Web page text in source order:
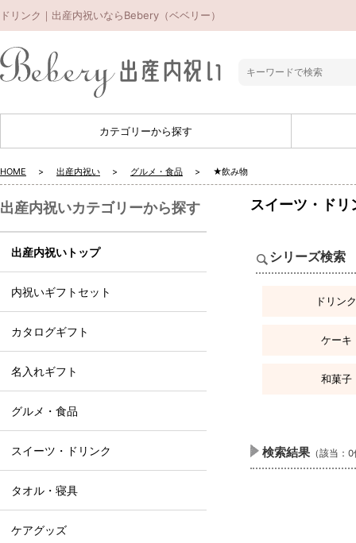
ドリンク｜出産内祝いならBebery（ベベリー）
カテゴリーから探す
HOME 出産内祝い グルメ・食品 ★飲み物
スイーツ・ド
シリーズ検索
ドリン
ケーキ
和菓子
検索結果 （該当：
出産内祝いカテゴリーから探す
出産内祝いトップ
内祝いギフトセット
カタログギフト
名入れギフト
グルメ・食品
スイーツ・ドリンク
タオル・寝具
ケアグッズ